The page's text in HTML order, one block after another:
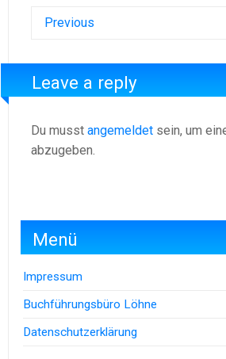
Previous
Leave a reply
Du musst angemeldet sein, um
abzugeben.
Menü
Impressum
Buchführungsbüro Löhne
Datenschutzerklärung